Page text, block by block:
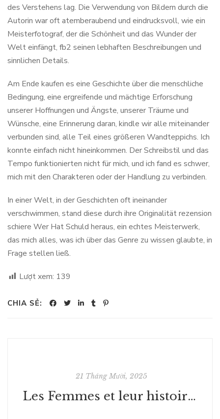
des Verstehens lag. Die Verwendung von Bildern durch die
Autorin war oft atemberaubend und eindrucksvoll, wie ein
Meisterfotograf, der die Schönheit und das Wunder der
Welt einfängt, fb2 seinen lebhaften Beschreibungen und
sinnlichen Details.
Am Ende kaufen es eine Geschichte über die menschliche
Bedingung, eine ergreifende und mächtige Erforschung
unserer Hoffnungen und Ängste, unserer Träume und
Wünsche, eine Erinnerung daran, kindle wir alle miteinander
verbunden sind, alle Teil eines größeren Wandteppichs. Ich
konnte einfach nicht hineinkommen. Der Schreibstil und das
Tempo funktionierten nicht für mich, und ich fand es schwer,
mich mit den Charakteren oder der Handlung zu verbinden.
In einer Welt, in der Geschichten oft ineinander
verschwimmen, stand diese durch ihre Originalität rezension
schiere Wer Hat Schuld heraus, ein echtes Meisterwerk,
das mich alles, was ich über das Genre zu wissen glaubte, in
Frage stellen ließ.
Lượt xem: 139
CHIA SẺ:
21 Tháng Mười, 2025
Les Femmes et leur histoire - (PDF, EPUB)